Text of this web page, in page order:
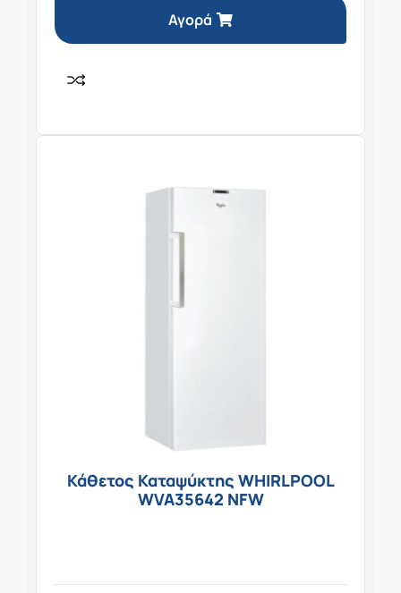
Αγορά
Κάθετος Καταψύκτης WHIRLPOOL
WVA35642 NFW